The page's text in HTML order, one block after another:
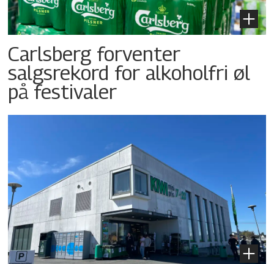
Carlsberg forventer
salgsrekord for alkoholfri øl
på festivaler